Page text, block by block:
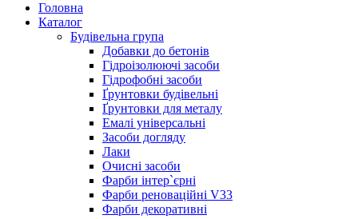
Головна
Каталог
Будівельна група
Добавки до бетонів
Гідроізолюючі засоби
Гідрофобні засоби
Ґрунтовки будівельні
Ґрунтовки для металу
Емалі універсальні
Засоби догляду
Лаки
Очисні засоби
Фарби інтер`єрні
Фарби реноваційні V33
Фарби декоративні